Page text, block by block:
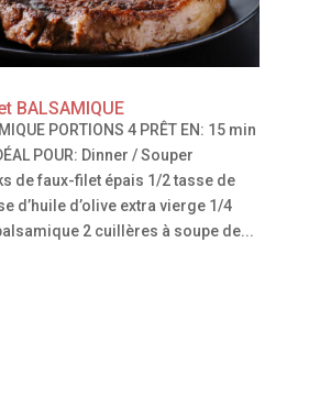
BALSAMIQUE
PORTIONS 4 PRÊT EN: 15 min
POUR: Dinner / Souper
de faux-filet épais 1/2 tasse de
d’huile d’olive extra vierge 1/4
2 cuillères à soupe de...